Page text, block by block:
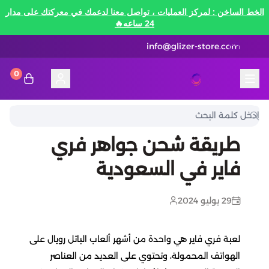
الخط الساخن : لمركز العمليات ، تواصل معنا لدعمك في معركتك على مدار
24 ساعه🔥
info@glizer-store.com
قلايزر ستور | Glizer Store
تقسيط
تقسيط
Everness
تقسيط سوا بلاي
منصات الألعاب
منصات الألعاب
رن سكيب Rune Scape
بطاقات ايتونز
الاتصالات والبيانات
بطاقات التسوق
0
طريقة شحن جواهر فري
فاير في السعودية
29 يوليو 2024
لعبة فري فاير هي واحدة من أشهر ألعاب الباتل رويال على
الهواتف المحمولة، وتحتوي على العديد من العناصر